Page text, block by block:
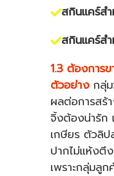
สกินแคร์ส
สกินแคร์ส
1.3 ต้องการ
ตัวอย่างกลุ่ม
ผลต่อการสร้
จิ้งต้องน่ารัก
เกษียร ตัวลิ
ปากไม่แห้งตึ
เพราะกลุ่มลู